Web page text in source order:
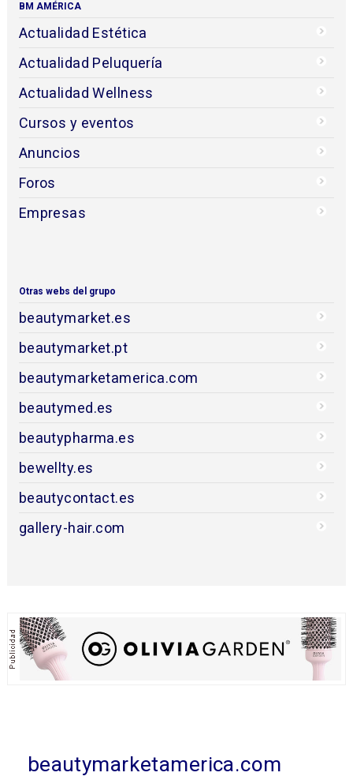
BM AMÉRICA
Actualidad Estética
Actualidad Peluquería
Actualidad Wellness
Cursos y eventos
Anuncios
Foros
Empresas
Otras webs del grupo
beautymarket.es
beautymarket.pt
beautymarketamerica.com
beautymed.es
beautypharma.es
bewellty.es
beautycontact.es
gallery-hair.com
beautymarketamerica.com